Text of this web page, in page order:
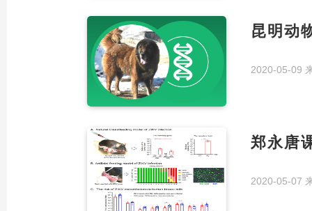
昆明动
2020-05-09
郑永唐
2020-05-07